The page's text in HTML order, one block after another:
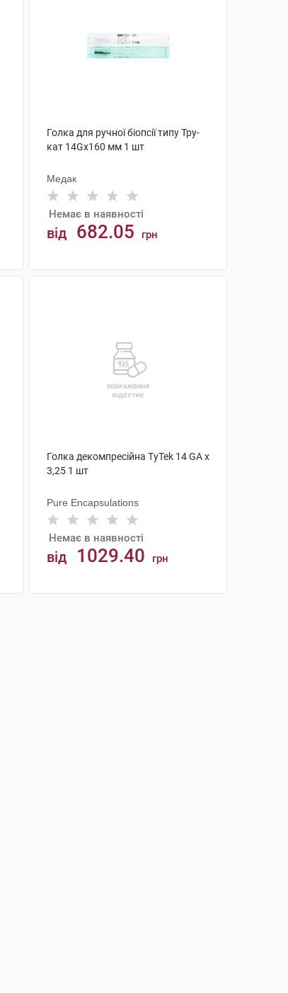
Голка для ручної біопсії типу Тру-
кат 14Gх160 мм 1 шт
Медак
Немає в наявності
від 682.05 грн
Голка декомпресійна TyTek 14 GA х
3,25 1 шт
Pure Encapsulations
Немає в наявності
від 1029.40 грн